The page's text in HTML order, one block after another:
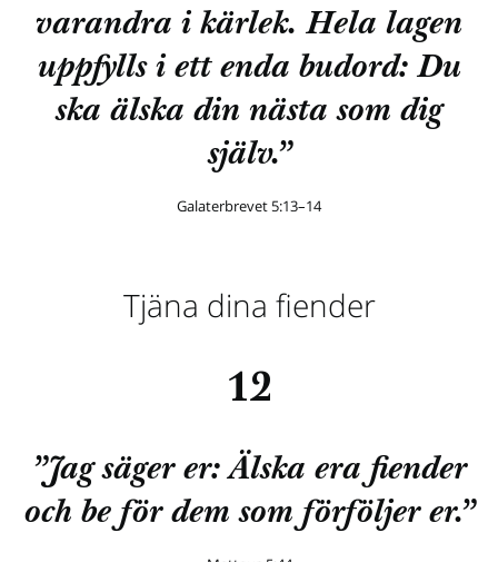
varandra i kärlek. Hela lagen
uppfylls i ett enda budord: Du
ska älska din nästa som dig
själv.”
Galaterbrevet 5:13–14
Tjäna dina fiender
12
”Jag säger er: Älska era fiender
och be för dem som förföljer er.”